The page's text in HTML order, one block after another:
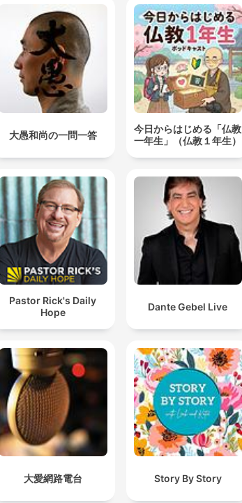
大愚和尚の一問一答
今日からはじめる「仏教
一年生」（仏教１年生）
Pastor Rick's Daily
Hope
Dante Gebel Live
大愛網路電台 Story By Story